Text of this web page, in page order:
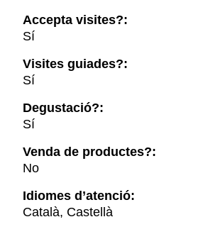
Accepta visites?:
Sí
Visites guiades?:
Sí
Degustació?:
Sí
Venda de productes?:
No
Idiomes d’atenció:
Català, Castellà